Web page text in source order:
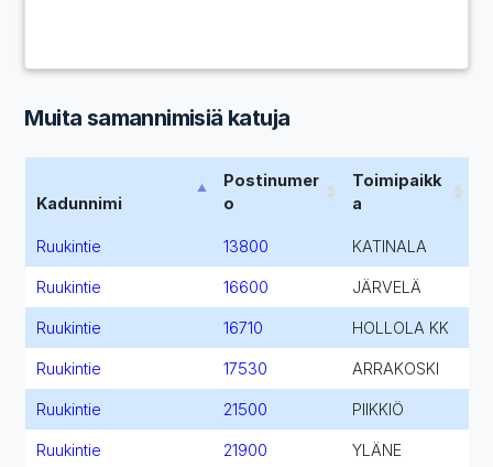
Muita samannimisiä katuja
Kadunnimi
Postinumer
o
Toimipaikk
a
Ruukintie 13800 KATINALA
Ruukintie 16600 JÄRVELÄ
Ruukintie 16710 HOLLOLA KK
Ruukintie 17530 ARRAKOSKI
Ruukintie 21500 PIIKKIÖ
Ruukintie 21900 YLÄNE